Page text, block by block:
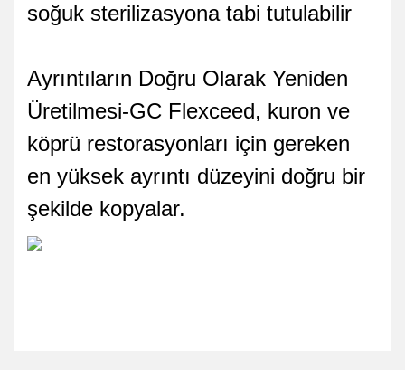
soğuk sterilizasyona tabi tutulabilir
Ayrıntıların Doğru Olarak Yeniden
Üretilmesi-GC Flexceed, kuron ve
köprü restorasyonları için gereken
en yüksek ayrıntı düzeyini doğru bir
şekilde kopyalar.